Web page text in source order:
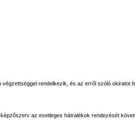
rendelkezik, és az erről szóló okiratot
az esetleges hátralékok rendezését